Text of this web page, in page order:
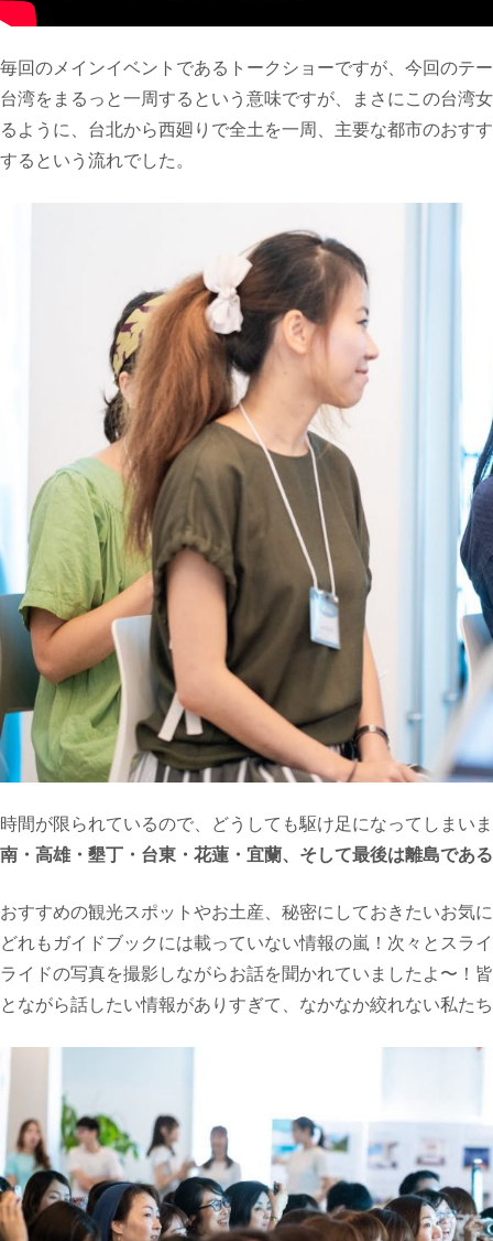
毎回のメインイベントであるトークショーですが、今回のテ
台湾をまるっと一周するという意味ですが、まさにこの台湾
るように、台北から西廻りで全土を一周、主要な都市のおす
するという流れでした。
時間が限られているので、どうしても駆け足になってしまい
南・高雄・墾丁・台東・花蓮・宜蘭、そして最後は離島であ
おすすめの観光スポットやお土産、秘密にしておきたいお気
どれもガイドブックには載っていない情報の嵐！次々とスラ
ライドの写真を撮影しながらお話を聞かれていましたよ〜！
とながら話したい情報がありすぎて、なかなか絞れない私た